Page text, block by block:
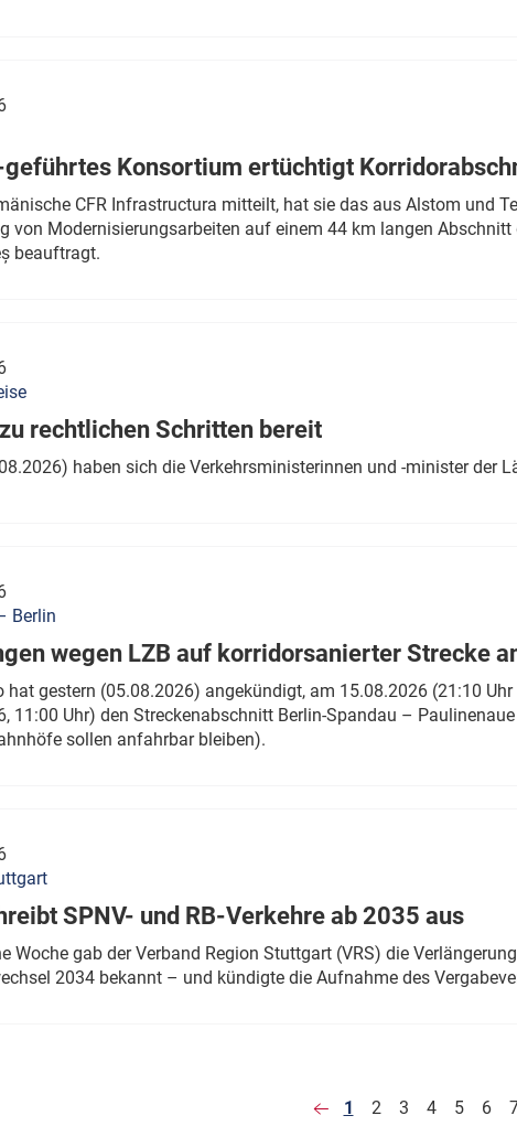
Konsortium ertüchtigt
CFR Infrastructura mitteilt, hat sie das aus Alstom und
von Modernisierungsarbeiten auf einem 44 km langen
beauftragt.
rechtlichen Schritten bereit
haben sich die Verkehrsministerinnen und -minister der
Berlin
wegen LZB auf korridorsanierter Strecke
hat gestern (05.08.2026) angekündigt, am 15.08.2026 (21:10
11:00 Uhr) den Streckenabschnitt Berlin-Spandau –
sollen anfahrbar bleiben).
SPNV- und RB-Verkehre ab 2035 aus
Woche gab der Verband Region Stuttgart (VRS) die
2034 bekannt – und kündigte die Aufnahme des
1 2 3 4 5 6